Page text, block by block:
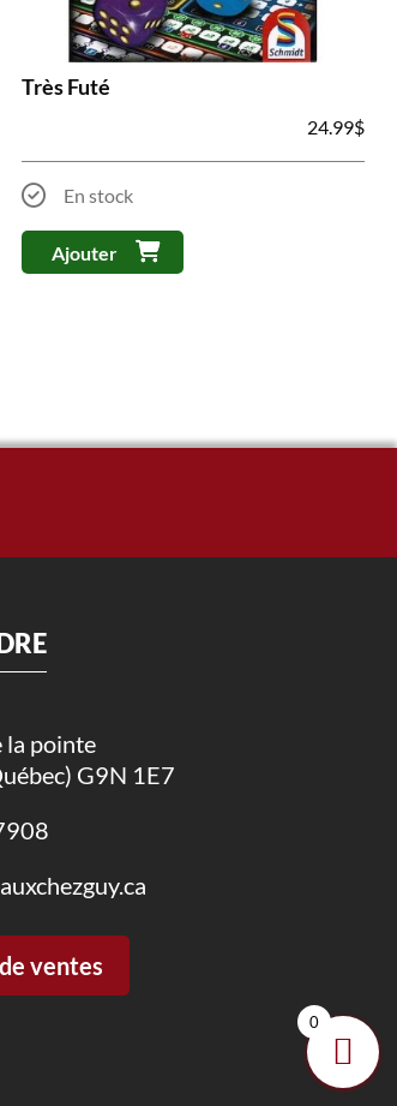
Très Futé
24.99$
En stock
Ajouter
la pointe
G9N 1E7
ventes
0